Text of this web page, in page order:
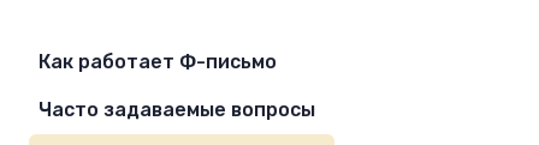
Как работает Ф-письмо
Часто задаваемые вопросы